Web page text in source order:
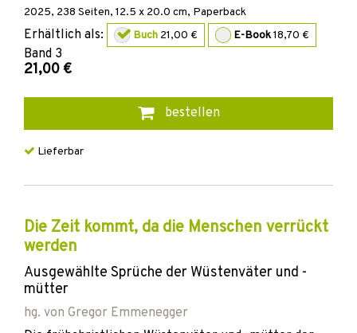
2025, 238 Seiten, 12.5 x 20.0 cm, Paperback
Erhältlich als: Buch 21,00 € E-Book18,70 €
Band 3
21,00 €
bestellen
Lieferbar
Die Zeit kommt, da die Menschen verrückt
werden
Ausgewählte Sprüche der Wüstenväter und -
mütter
hg. von Gregor Emmenegger